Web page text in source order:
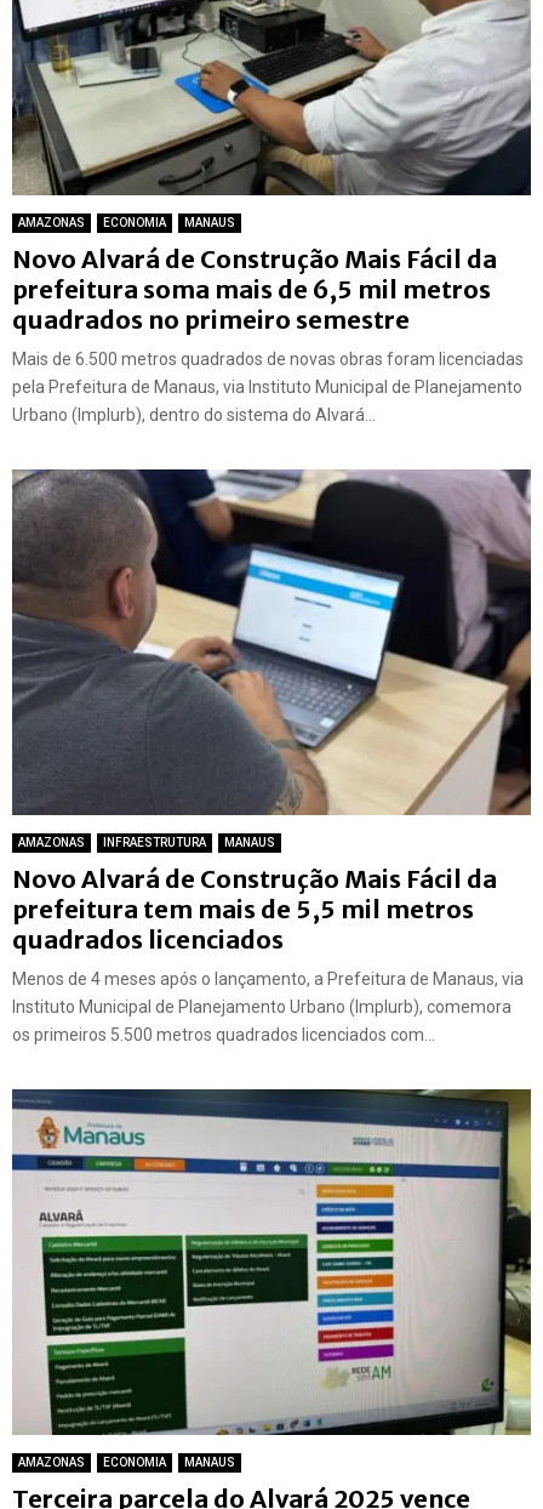
AMAZONAS ECONOMIA MANAUS
Novo Alvará de Construção Mais Fácil da
prefeitura soma mais de 6,5 mil metros
quadrados no primeiro semestre
Mais de 6.500 metros quadrados de novas obras foram licenciadas
pela Prefeitura de Manaus, via Instituto Municipal de Planejamento
Urbano (Implurb), dentro do sistema do Alvará...
AMAZONAS INFRAESTRUTURA MANAUS
Novo Alvará de Construção Mais Fácil da
prefeitura tem mais de 5,5 mil metros
quadrados licenciados
Menos de 4 meses após o lançamento, a Prefeitura de Manaus, via
Instituto Municipal de Planejamento Urbano (Implurb), comemora
os primeiros 5.500 metros quadrados licenciados com...
AMAZONAS ECONOMIA MANAUS
Terceira parcela do Alvará 2025 vence